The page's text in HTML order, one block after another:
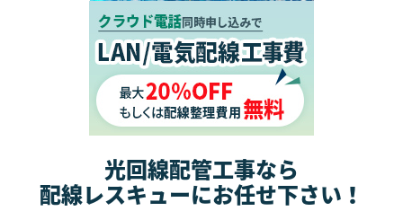
光回線配管工事なら
配線レスキューにお任せ下さい！